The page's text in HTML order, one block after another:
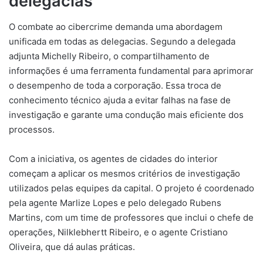
O combate ao cibercrime demanda uma abordagem
unificada em todas as delegacias. Segundo a delegada
adjunta Michelly Ribeiro, o compartilhamento de
informações é uma ferramenta fundamental para aprimorar
o desempenho de toda a corporação. Essa troca de
conhecimento técnico ajuda a evitar falhas na fase de
investigação e garante uma condução mais eficiente dos
processos.
Com a iniciativa, os agentes de cidades do interior
começam a aplicar os mesmos critérios de investigação
utilizados pelas equipes da capital. O projeto é coordenado
pela agente Marlize Lopes e pelo delegado Rubens
Martins, com um time de professores que inclui o chefe de
operações, Nilklebhertt Ribeiro, e o agente Cristiano
Oliveira, que dá aulas práticas.